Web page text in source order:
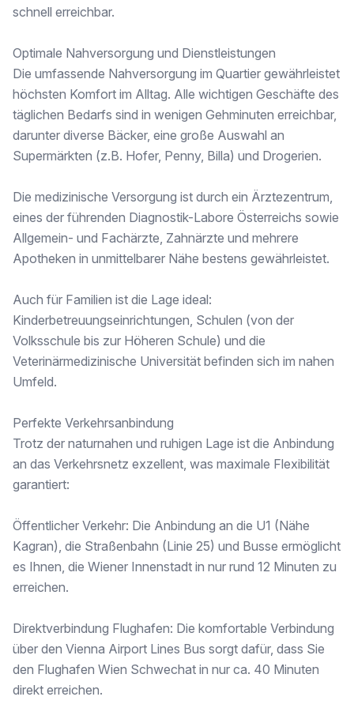
schnell erreichbar.
Optimale Nahversorgung und Dienstleistungen
Die umfassende Nahversorgung im Quartier gewährleistet
höchsten Komfort im Alltag. Alle wichtigen Geschäfte des
täglichen Bedarfs sind in wenigen Gehminuten erreichbar,
darunter diverse Bäcker, eine große Auswahl an
Supermärkten (z.B. Hofer, Penny, Billa) und Drogerien.
Die medizinische Versorgung ist durch ein Ärztezentrum,
eines der führenden Diagnostik-Labore Österreichs sowie
Allgemein- und Fachärzte, Zahnärzte und mehrere
Apotheken in unmittelbarer Nähe bestens gewährleistet.
Auch für Familien ist die Lage ideal:
Kinderbetreuungseinrichtungen, Schulen (von der
Volksschule bis zur Höheren Schule) und die
Veterinärmedizinische Universität befinden sich im nahen
Umfeld.
Perfekte Verkehrsanbindung
Trotz der naturnahen und ruhigen Lage ist die Anbindung
an das Verkehrsnetz exzellent, was maximale Flexibilität
garantiert:
Öffentlicher Verkehr: Die Anbindung an die U1 (Nähe
Kagran), die Straßenbahn (Linie 25) und Busse ermöglicht
es Ihnen, die Wiener Innenstadt in nur rund 12 Minuten zu
erreichen.
Direktverbindung Flughafen: Die komfortable Verbindung
über den Vienna Airport Lines Bus sorgt dafür, dass Sie
den Flughafen Wien Schwechat in nur ca. 40 Minuten
direkt erreichen.